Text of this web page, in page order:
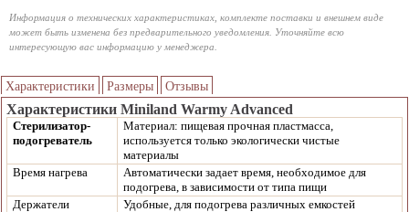
Информация о технических характеристиках, комплекте поставки и внешнем виде
может быть изменена без предварительного уведомления. Уточняйте всю
интересующую вас информацию у менеджера.
Характеристики Размеры Отзывы
Характеристики Miniland Warmy Advanced
Стерилизатор-
подогреватель
Материал: пищевая прочная пластмасса,
используется только экологически чистые
материалы
Время нагрева
Автоматически задает время, необходимое для
подогрева, в зависимости от типа пищи
Держатели
Удобные, для подогрева различных емкостей